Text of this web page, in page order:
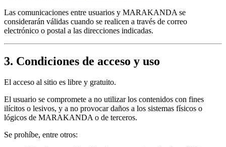
Las comunicaciones entre usuarios y MARAKANDA se
considerarán válidas cuando se realicen a través de correo
electrónico o postal a las direcciones indicadas.
3. Condiciones de acceso y uso
El acceso al sitio es libre y gratuito.
El usuario se compromete a no utilizar los contenidos con fines
ilícitos o lesivos, y a no provocar daños a los sistemas físicos o
lógicos de MARAKANDA o de terceros.
Se prohíbe, entre otros: